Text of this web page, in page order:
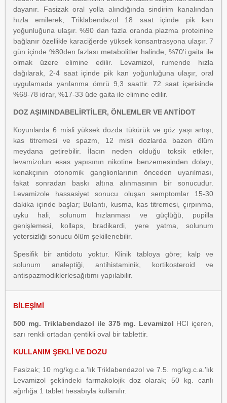
dayanır. Fasizak oral yolla alındığında sindirim kanalından
hızla emilerek; Triklabendazol 18 saat içinde pik kan
yoğunluğuna ulaşır. %90 dan fazla oranda plazma proteinine
bağlanır özellikle karaciğerde yüksek konsantrasyona ulaşır. 7
gün içinde %80den fazlası metabolitler halinde, %70'i gaita ile
olmak üzere elimine edilir. Levamizol, rumende hızla
dağılarak, 2-4 saat içinde pik kan yoğunluğuna ulaşır, oral
uygulamada yarılanma ömrü 9,3 saattir. 72 saat içerisinde
%68-78 idrar, %17-33 üde gaita ile elimine edilir.
DOZ AŞIMINDABELİRTİLER, ÖNLEMLER VE ANTİDOT
Koyunlarda 6 misli yüksek dozda tükürük ve göz yaşı artışı,
kas titremesi ve spazm, 12 misli dozlarda bazen ölüm
meydana getirebilir. İlacın neden olduğu toksik etkiler,
levamizolun esas yapısının nikotine benzemesinden dolayı,
konakçının otonomik ganglionlarının önceden uyarılması,
fakat sonradan baskı altına alınmasının bir sonucudur.
Levamizole hassasiyet sonucu oluşan semptomlar 15-30
dakika içinde başlar; Bulantı, kusma, kas titremesi, çırpınma,
uyku hali, solunum hızlanması ve güçlüğü, pupilla
genişlemesi, kollaps, bradikardi, yere yatma, solunum
yetersizliği sonucu ölüm şekillenebilir.
Spesifik bir antidotu yoktur. Klinik tabloya göre; kalp ve
solunum analeptiği, antihistaminik, kortikosteroid ve
antispazmodiklerlesağıtımı yapılabilir.
BİLEŞİMİ
500 mg. Triklabendazol ile 375 mg. Levamizol HCI içeren,
sarı renkli ortadan çentikli oval bir tablettir.
KULLANIM ŞEKLİ VE DOZU
Fasizak; 10 mg/kg.c.a.'lık Triklabendazol ve 7.5. mg/kg.c.a.'lık
Levamizol şeklindeki farmakolojik doz olarak; 50 kg. canlı
ağırlığa 1 tablet hesabıyla kullanılır.